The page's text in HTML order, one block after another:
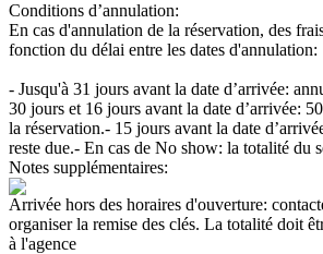
Conditions d’annulation:
En cas d'annulation de la réservation, des
fonction du délai entre les dates d'annulation:
- Jusqu'à 31 jours avant la date d’arrivée:
30 jours et 16 jours avant la date d’arrivée:
la réservation.- 15 jours avant la date
reste due.- En cas de No show: la totalité du
Notes supplémentaires:
Arrivée hors des horaires d'ouverture:
organiser la remise des clés. La totalité doit
à l'agence